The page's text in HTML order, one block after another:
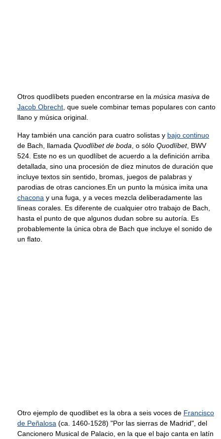
Otros quodlíbets pueden encontrarse en la música masiva de
Jacob Obrecht , que suele combinar temas populares con canto
llano y música original.
Hay también una canción para cuatro solistas y bajo continuo
de Bach, llamada Quodlíbet de boda , o sólo Quodlíbet, BWV
524. Este no es un quodlíbet de acuerdo a la definición arriba
detallada, sino una procesión de diez minutos de duración que
incluye textos sin sentido, bromas, juegos de palabras y
parodias de otras canciones.En un punto la música imita una
chacona y una fuga, y a veces mezcla deliberadamente las
líneas corales. Es diferente de cualquier otro trabajo de Bach,
hasta el punto de que algunos dudan sobre su autoría. Es
probablemente la única obra de Bach que incluye el sonido de
un flato.
Otro ejemplo de quodlibet es la obra a seis voces de Francisco
de Peñalosa (ca. 1460-1528) "Por las sierras de Madrid", del
Cancionero Musical de Palacio, en la que el bajo canta en latín